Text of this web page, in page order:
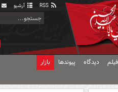
آرشیو
دیدگاه پیوندها بازار